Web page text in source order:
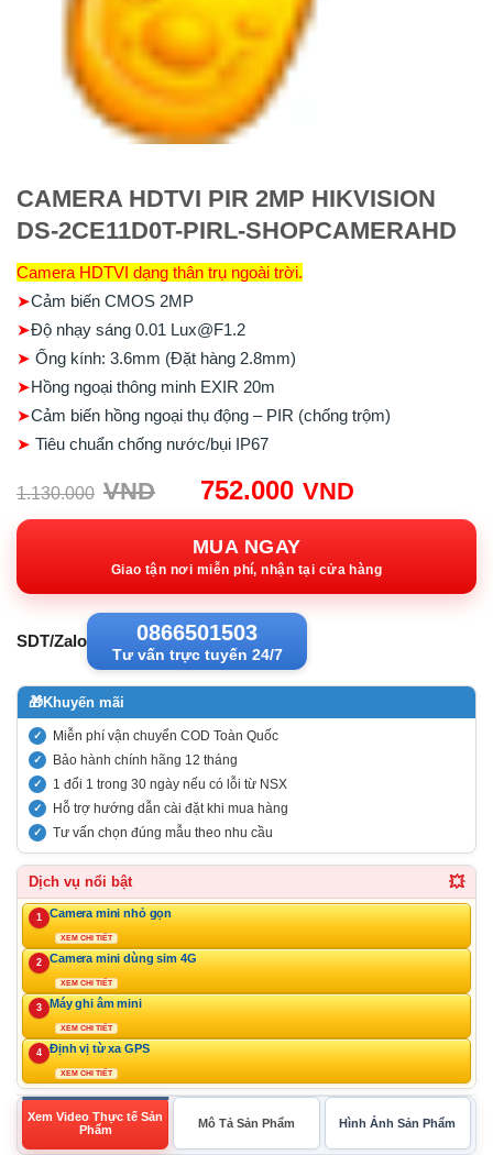
CAMERA HDTVI PIR 2MP HIKVISION
DS-2CE11D0T-PIRL-SHOPCAMERAHD
Camera HDTVI dạng thân trụ ngoài trời.
➤Cảm biến CMOS 2MP
➤Độ nhạy sáng 0.01 Lux@F1.2
➤ Ống kính: 3.6mm (Đặt hàng 2.8mm)
➤Hồng ngoại thông minh EXIR 20m
➤Cảm biến hồng ngoại thụ động – PIR (chống trộm)
➤ Tiêu chuẩn chống nước/bụi IP67
1.130.000 VND
Giá
gốc:
1.130.000VND.
752.000 VND
hiện
MUA NGAY
Giao tận nơi miễn phí, nhận tại cửa hàng
SDT/Zalo 0866501503
Tư vấn trực tuyến 24/7
🎁Khuyến mãi
Miễn phí vận chuyển COD Toàn Quốc
Bảo hành chính hãng 12 tháng
1 đổi 1 trong 30 ngày nếu có lỗi từ NSX
Hỗ trợ hướng dẫn cài đặt khi mua hàng
Tư vấn chọn đúng mẫu theo nhu cầu
Dịch vụ nổi bật 💥
1 Camera mini nhỏ gọn
XEM CHI TIẾT
2 Camera mini dùng sim 4G
XEM CHI TIẾT
3 Máy ghi âm mini
XEM CHI TIẾT
4 Định vị từ xa GPS
XEM CHI TIẾT
Xem Video Thực tế Sản
Phẩm
Mô Tả Sản Phẩm Hình Ảnh Sản Phẩm